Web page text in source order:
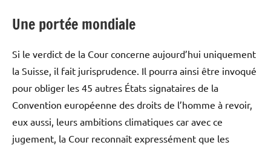
Une portée mondiale
Si le verdict de la Cour concerne aujourd’hui uniquement
la Suisse, il fait jurisprudence. Il pourra ainsi être invoqué
pour obliger les 45 autres États signataires de la
Convention européenne des droits de l’homme à revoir,
eux aussi, leurs ambitions climatiques car avec ce
jugement, la Cour reconnaît expressément que les